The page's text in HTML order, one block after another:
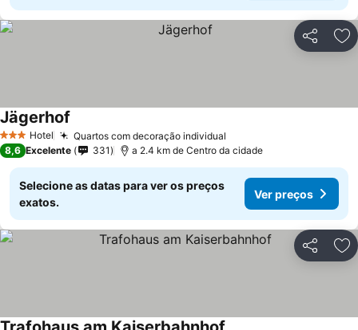
Partilhar
3 EstrelasHotel Quartos com decoração individual
Jägerhof
8,6 Excelente 331 a 2.4 km de Centro da cidade
Selecione as datas para ver os preços
exatos.
Ver preços
Partilhar